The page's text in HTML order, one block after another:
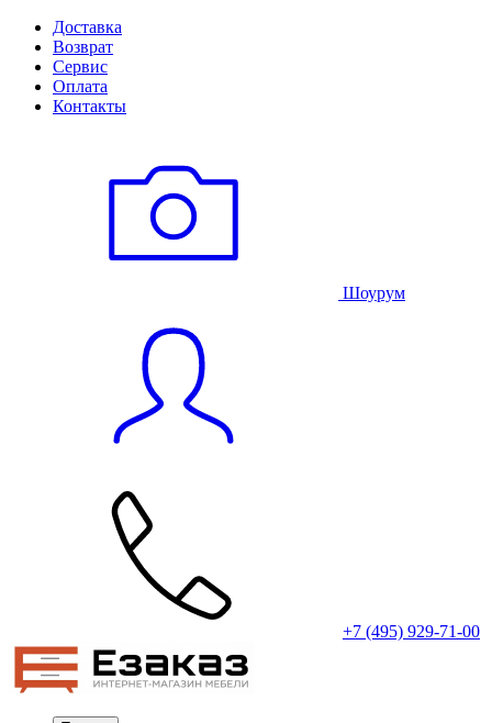
Доставка
Возврат
Сервис
Оплата
Контакты
Шоурум
+7 (495) 929-71-00